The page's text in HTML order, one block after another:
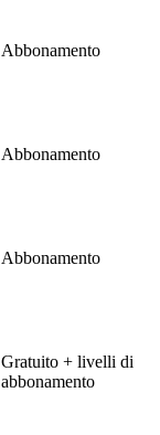
Abbonamento
Abbonamento
Abbonamento
Gratuito + livelli di
abbonamento